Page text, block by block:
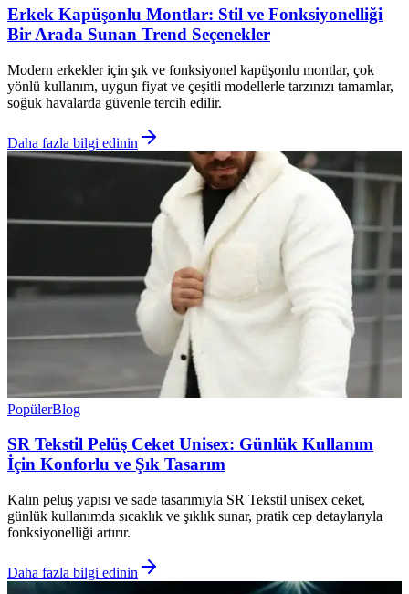
Erkek Kapüşonlu Montlar: Stil ve Fonksiyonelliği
Bir Arada Sunan Trend Seçenekler
Modern erkekler için şık ve fonksiyonel kapüşonlu montlar, çok
yönlü kullanım, uygun fiyat ve çeşitli modellerle tarzınızı tamamlar,
soğuk havalarda güvenle tercih edilir.
Daha fazla bilgi edinin
PopülerBlog
SR Tekstil Pelüş Ceket Unisex: Günlük Kullanım
İçin Konforlu ve Şık Tasarım
Kalın peluş yapısı ve sade tasarımıyla SR Tekstil unisex ceket,
günlük kullanımda sıcaklık ve şıklık sunar, pratik cep detaylarıyla
fonksiyonelliği artırır.
Daha fazla bilgi edinin